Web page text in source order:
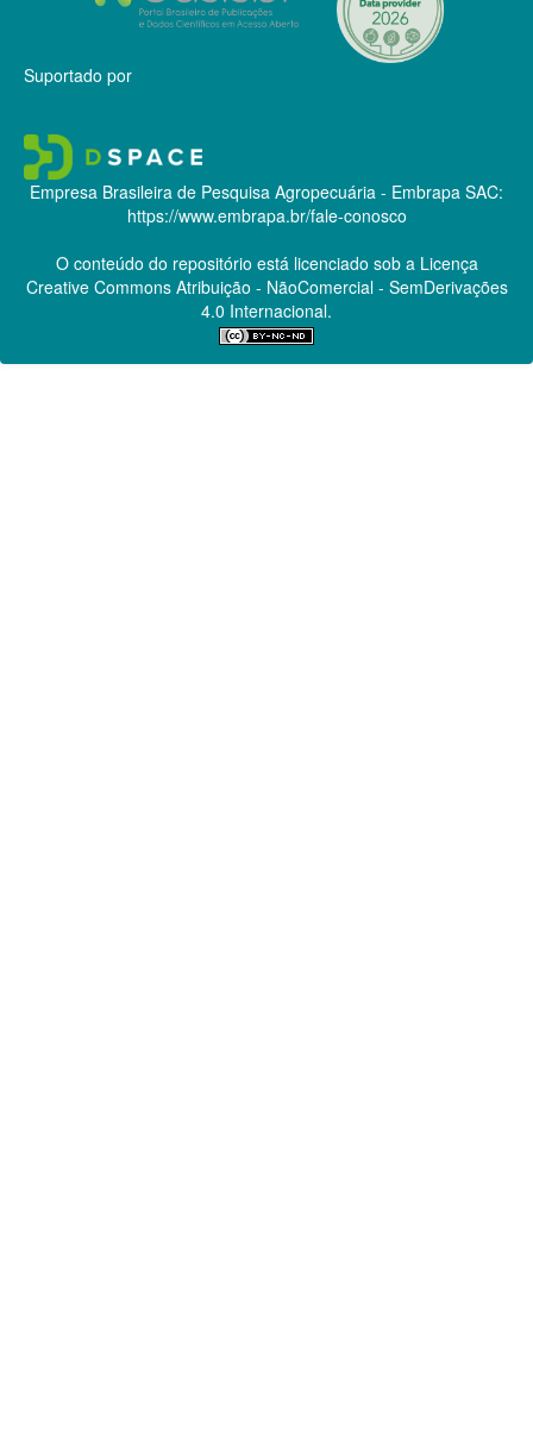
Suportado por
Empresa Brasileira de Pesquisa Agropecuária - Embrapa SAC:
https://www.embrapa.br/fale-conosco
O conteúdo do repositório está licenciado sob a Licença
Creative CommonsAtribuição - NãoComercial - SemDerivações
4.0 Internacional.